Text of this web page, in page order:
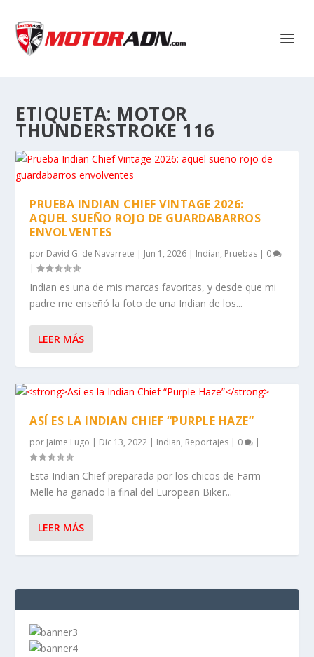
ETIQUETA: MOTOR
THUNDERSTROKE 116
PRUEBA INDIAN CHIEF VINTAGE 2026:
AQUEL SUEÑO ROJO DE GUARDABARROS
ENVOLVENTES
por David G. de Navarrete | Jun 1, 2026 | Indian, Pruebas | 0
|
Indian es una de mis marcas favoritas, y desde que mi
padre me enseñó la foto de una Indian de los...
LEER MÁS
ASÍ ES LA INDIAN CHIEF “PURPLE HAZE”
por Jaime Lugo | Dic 13, 2022 | Indian, Reportajes | 0 |
Esta Indian Chief preparada por los chicos de Farm
Melle ha ganado la final del European Biker...
LEER MÁS